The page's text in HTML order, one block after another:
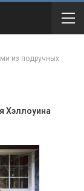
из подручных
Хэллоуина